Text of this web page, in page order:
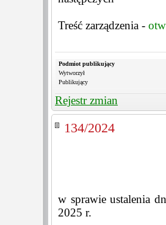
Treść zarządzenia -
Podmiot publikujący
Wytworzył
Publikujący
Rejestr zmian
134/2024
w sprawie ustalenia
2025 r.